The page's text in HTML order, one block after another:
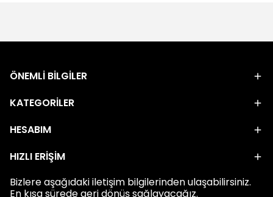
ÖNEMLİ BİLGİLER
KATEGORİLER
HESABIM
HIZLI ERİŞİM
Bizlere aşağıdaki iletişim bilgilerinden ulaşabilirsiniz.
En kısa sürede geri dönüş sağlayacağız.